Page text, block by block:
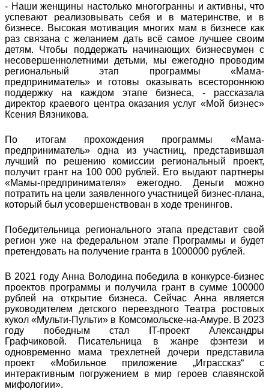
- Наши женщины настолько многогранны и активны, что
успевают реализовывать себя и в материнстве, и в
бизнесе. Высокая мотивация многих мам в бизнесе как
раз связана с желанием дать всё самое лучшее своим
детям. Чтобы поддержать начинающих бизнесвумен с
несовершеннолетними детьми, мы ежегодно проводим
региональный этап программы «Мама-
предприниматель» и готовы оказывать всестороннюю
поддержку на каждом этапе бизнеса, - рассказала
директор краевого центра оказания услуг «Мой бизнес»
Ксения Вязникова.
По итогам прохождения программы «Мама-
предприниматель» одна из участниц, представившая
лучший по решению комиссии региональный проект,
получит грант на 100 000 рублей. Его выдают партнеры
«Мамы-предпринимателя» ежегодно. Деньги можно
потратить на цели заявленного участницей бизнес-плана,
который был усовершенствован в ходе тренингов.
Победительница регионального этапа представит свой
регион уже на федеральном этапе Программы и будет
претендовать на получение гранта в 1000000 рублей.
В 2021 году Анна Володина победила в конкурсе-бизнес
проектов программы и получила грант в сумме 100000
рублей на открытие бизнеса. Сейчас Анна является
руководителем детского переездного Театра ростовых
кукол «Мульти-Пульти» в Комсомольске-на-Амуре. В 2023
году победным стал IT-проект Александры
Графчиковой. Писательница в жанре фэнтези и
одновременно мама трехлетней дочери представила
проект «Мобильное приложение „Играссказ“ с
интерактивным погружением в мир героев славянской
мифологии».